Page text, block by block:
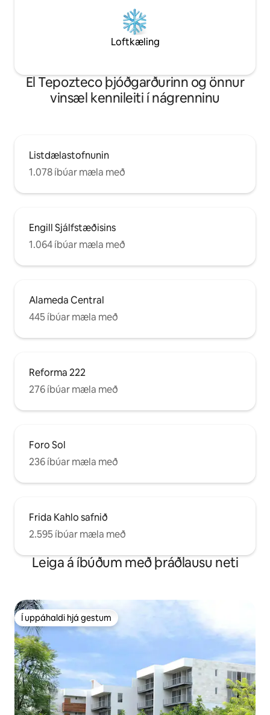
Loftkæling
El Tepozteco þjóðgarðurinn og önnur
vinsæl kennileiti í nágrenninu
Listdælastofnunin
1.078 íbúar mæla með
Engill Sjálfstæðisins
1.064 íbúar mæla með
Alameda Central
445 íbúar mæla með
Reforma 222
276 íbúar mæla með
Foro Sol
236 íbúar mæla með
Frida Kahlo safnið
2.595 íbúar mæla með
Leiga á íbúðum með þráðlausu neti
Í uppáhaldi hjá gestum
Í uppáhaldi hjá gestum